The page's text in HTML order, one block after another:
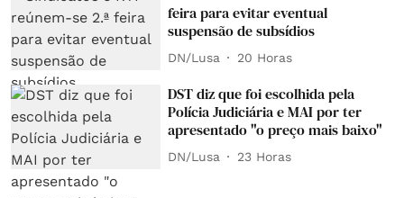
feira para evitar eventual
suspensão de subsídios
DN/Lusa 20 Horas
DST diz que foi escolhida pela
Polícia Judiciária e MAI por ter
apresentado "o preço mais baixo"
DN/Lusa 23 Horas